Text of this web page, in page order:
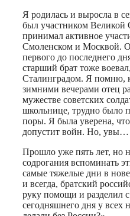
Я родилась и выросла в
был участником Великой
принимал активное
Смоленском и Москвой.
первого до последнего
старший брат тоже
Сталинградом. Я помню,
зимними вечерами отец
мужестве советских
школьнице, трудно было
поры. Я была уверена,
допустит войн. Но, увы…
Прошло уже пять лет, но
содрогания вспоминать
самые тяжелые дни в
и всегда, братский
руку помощи и разделил
сегодняшнего дня у всех